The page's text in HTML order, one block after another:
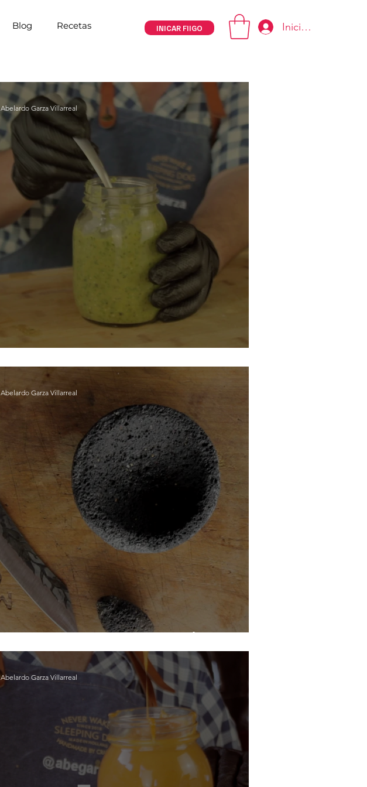
Blog Recetas INICAR FIIGO Iniciar sesión
Abelardo Garza Villarreal
Abelardo Garza Villarreal
Abelardo Garza Villarreal